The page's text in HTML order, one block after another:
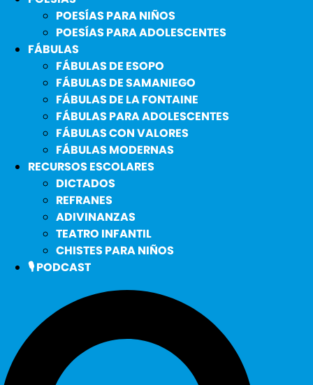
POESÍAS PARA NIÑOS
POESÍAS PARA ADOLESCENTES
FÁBULAS
FÁBULAS DE ESOPO
FÁBULAS DE SAMANIEGO
FÁBULAS DE LA FONTAINE
FÁBULAS PARA ADOLESCENTES
FÁBULAS CON VALORES
FÁBULAS MODERNAS
RECURSOS ESCOLARES
DICTADOS
REFRANES
ADIVINANZAS
TEATRO INFANTIL
CHISTES PARA NIÑOS
🎙️ PODCAST